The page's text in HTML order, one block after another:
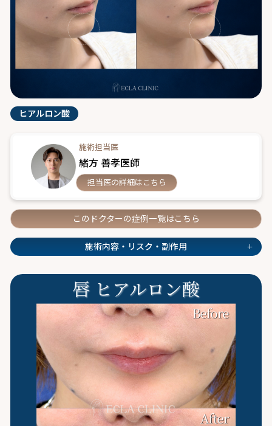
ヒアルロン酸
施術担当医
緒方 善孝医師
担当医の詳細はこちら
このドクターの症例一覧はこちら
施術内容・リスク・副作用 +